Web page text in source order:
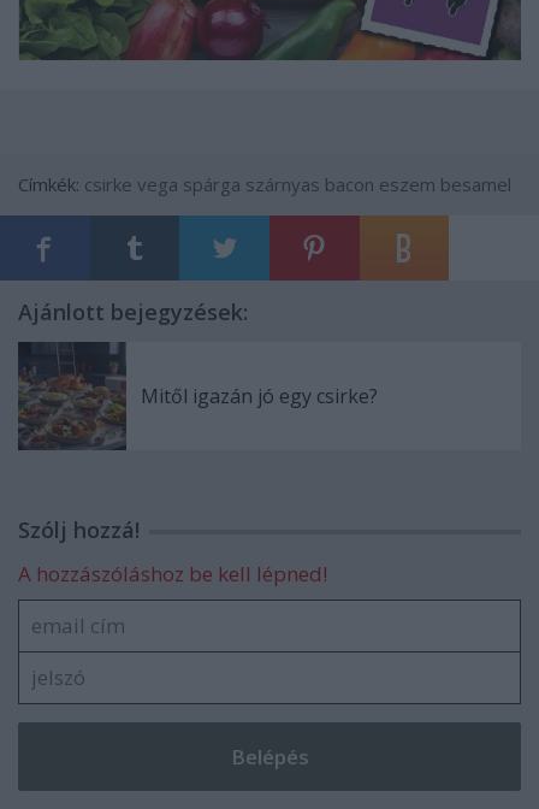
Címkék: csirke vega spárga szárnyas bacon eszem besamel
Ajánlott bejegyzések:
Mitől igazán jó egy csirke?
Szólj hozzá!
A hozzászóláshoz be kell lépned!